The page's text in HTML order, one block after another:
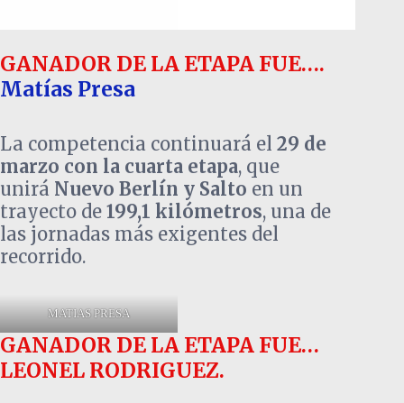
GANADOR DE LA ETAPA FUE….
Matías Presa
La competencia continuará el 29 de
marzo con la cuarta etapa, que
unirá Nuevo Berlín y Salto en un
trayecto de 199,1 kilómetros, una de
las jornadas más exigentes del
recorrido.
MATIAS PRESA
GANADOR DE LA ETAPA FUE…
LEONEL RODRIGUEZ.